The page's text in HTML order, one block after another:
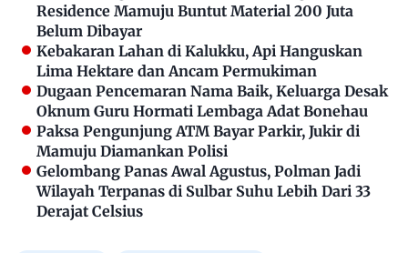
Residence Mamuju Buntut Material 200 Juta
Belum Dibayar
Kebakaran Lahan di Kalukku, Api Hanguskan
Lima Hektare dan Ancam Permukiman
Dugaan Pencemaran Nama Baik, Keluarga Desak
Oknum Guru Hormati Lembaga Adat Bonehau
Paksa Pengunjung ATM Bayar Parkir, Jukir di
Mamuju Diamankan Polisi
Gelombang Panas Awal Agustus, Polman Jadi
Wilayah Terpanas di Sulbar Suhu Lebih Dari 33
Derajat Celsius